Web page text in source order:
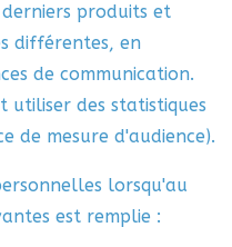
produits et
différentes, en
de communication.
utiliser des statistiques
de mesure d'audience).
lorsqu'au
est remplie :